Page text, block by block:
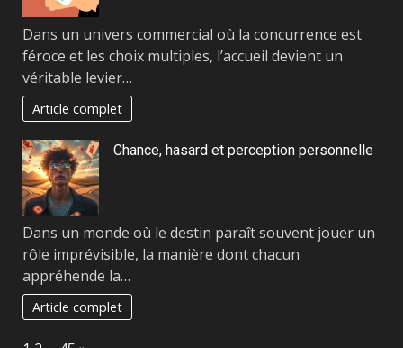
Dans un univers commercial où la concurrence est
féroce et les choix multiples, l’accueil devient un
véritable levier…
Article complet
Chance, hasard et perception personnelle
Dans un monde où le destin paraît souvent jouer un
rôle imprévisible, la manière dont chacun
appréhende la…
Article complet